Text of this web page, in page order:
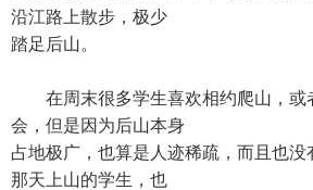
沿江路上散步，极少
踏足后山。
在周末很多学生喜欢相约爬山，或
会，但是因为后山本身
占地极广，也算是人迹稀疏，而且也没
那天上山的学生，也